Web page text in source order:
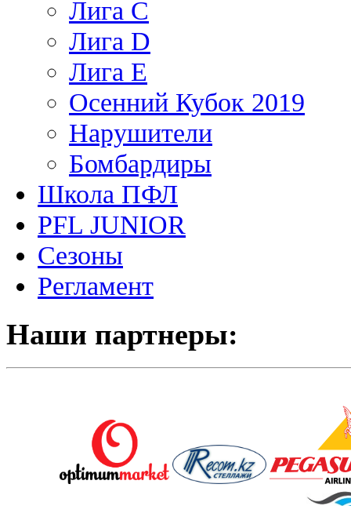
Лига С
Лига D
Лига Е
Осенний Кубок 2019
Нарушители
Бомбардиры
Школа ПФЛ
PFL JUNIOR
Сезоны
Регламент
Наши партнеры: